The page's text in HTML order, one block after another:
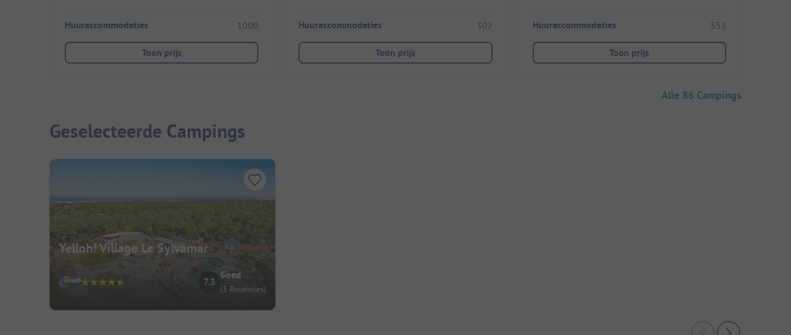
Huuraccommodaties 1000
Toon prijs
Huuraccommodaties 307
Toon prijs
Huuraccommodaties 553
Toon prijs
Alle 86 Campings
Geselecteerde Campings
Yelloh! Village Le Sylvamar
7.3
Goed
(3 Recensies)